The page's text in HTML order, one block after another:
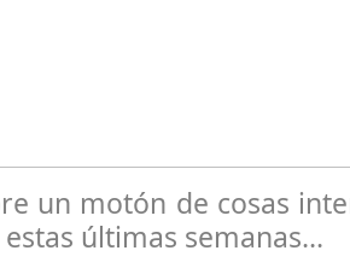
un motón de cosas
últimas semanas...